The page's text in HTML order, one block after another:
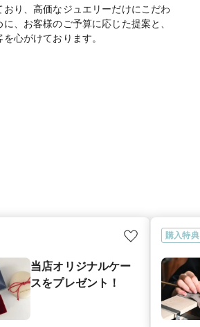
り、高価なジュエリーだけにこだわ
、お客様のご予算に応じた提案と、
心がけております。
当店オリジナルケー
スをプレゼント！
購入特典